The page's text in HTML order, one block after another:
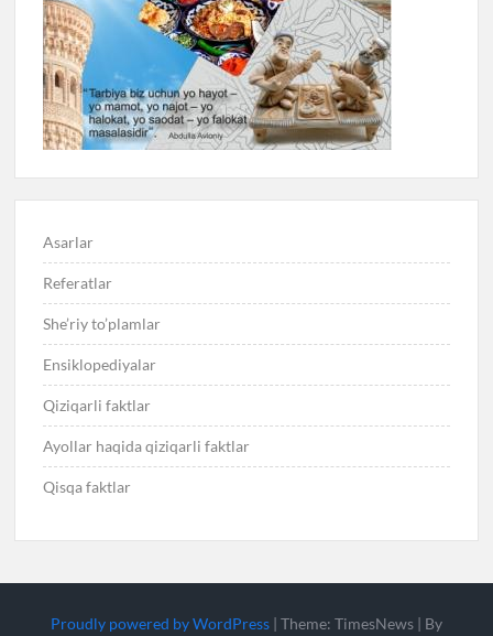
Asarlar
Referatlar
She’riy to’plamlar
Ensiklopediyalar
Qiziqarli faktlar
Ayollar haqida qiziqarli faktlar
Qisqa faktlar
Proudly powered by WordPress | Theme: TimesNews | By